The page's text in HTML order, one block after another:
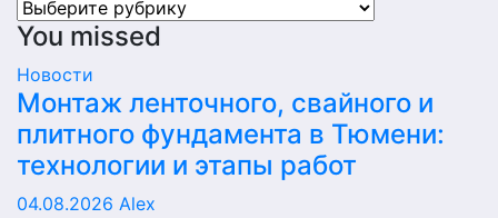
Рубрики
You missed
Новости
Монтаж ленточного, свайного и
плитного фундамента в Тюмени:
технологии и этапы работ
04.08.2026 Alex